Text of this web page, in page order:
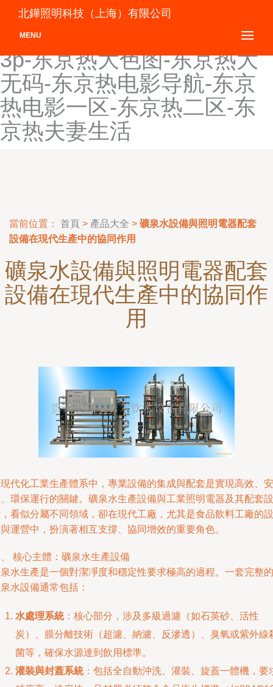
东京热大99-东京热大乱w-
东京热大轮奸-东京热大屁股
3p-东京热大色图-东京热大
无码-东京热电影导航-东京
热电影一区-东京热二区-东
京热夫妻生活
北鏵照明科技（上海）有限公司
MENU
當前位置： 首頁 > 產品大全 > 礦泉水設備與照明電器配套
設備在現代生產中的協同作用
礦泉水設備與照明電器配套
設備在現代生產中的協同作
用
代化工業生產體系中，專業設備的集成與配套是實現高效、安
環保運行的關鍵。礦泉水生產設備與工業照明電器及其配套設
看似分屬不同領域，卻在現代工廠，尤其是食品飲料工廠的設
運營中，扮演著相互支撐、協同增效的重要角色。
核心主體：礦泉水生產設備
水生產是一個對潔凈度和穩定性要求極高的過程。一套完整的
水設備通常包括：
水處理系統：核心部分，涉及多級過濾（如石英砂、活性
炭）、膜分離技術（超濾、納濾、反滲透）、臭氧或紫外線
菌等，確保水源達到飲用標準。
灌裝與封蓋系統：包括全自動沖洗、灌裝、旋蓋一體機，要